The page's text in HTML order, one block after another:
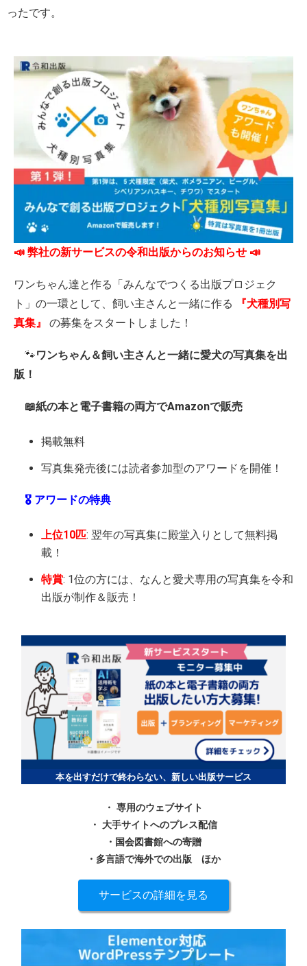
ったです。
📣 弊社の新サービスの令和出版からのお知らせ 📣
ワンちゃん達と作る「みんなでつくる出版プロジェク
ト」の一環として、飼い主さんと一緒に作る
『犬種別写
真集』
の募集をスタートしました！
🐾ワンちゃん＆飼い主さんと一緒に愛犬の写真集を出
版！
📖紙の本と電子書籍の両方でAmazonで販売
掲載無料
写真集発売後には読者参加型のアワードを開催！
🎖️ アワードの特典
上位10匹: 翌年の写真集に殿堂入りとして無料掲
載！
特賞: 1位の方には、なんと愛犬専用の写真集を令和
出版が制作＆販売！
本を出すだけで終わらない、新しい出版サービス
・ 専用のウェブサイト
・ 大手サイトへのプレス配信
・国会図書館への寄贈
・多言語で海外での出版 ほか
サービスの詳細を見る